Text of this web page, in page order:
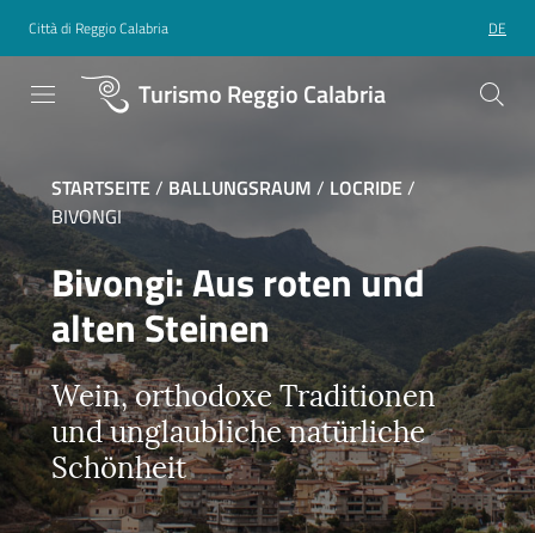
Città di Reggio Calabria DE
Turismo Reggio Calabria
STARTSEITE/ BALLUNGSRAUM / LOCRIDE/
BIVONGI
Bivongi: Aus roten und
alten Steinen
Wein, orthodoxe Traditionen
und unglaubliche natürliche
Schönheit